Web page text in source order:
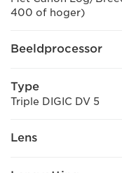
400 of hoger)
Beeldprocessor
Type
Triple DIGIC DV 5
Lens